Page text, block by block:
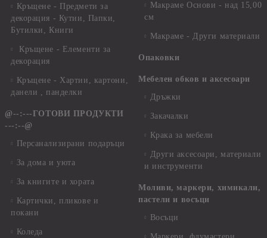
Кръщене - Предмети за
декорация - Кутии, Папки,
Бутилки, Книги
Кръщене - Елементи за
декорация
Кръщене - Хартии, картони,
данели , панделки
@--:---ГОТОВИ ПРОДУКТИ
---:--@
Персанализирани подаръци
За дома и уюта
За книгите и хората
Картички, пликове и
покани
Коледа
Макраме Основи - над 15,00
см
Макраме - Други материали
Опаковки
Мебелен обков и аксесоари
Дръжки
Закачалки
Крака за мебели
Други аксесоари, материали
и инструменти
Моливи, маркери, химикали,
пастели и восъци
Восъци